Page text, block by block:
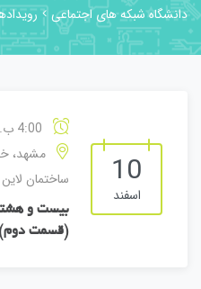
دانشگاه شبکه های اجتماعی
10
اسفند
ساختمان لاین
بیست و
(قسمت دوم)